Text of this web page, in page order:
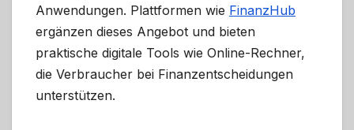
Anwendungen. Plattformen wie FinanzHub
ergänzen dieses Angebot und bieten
praktische digitale Tools wie Online-Rechner,
die Verbraucher bei Finanzentscheidungen
unterstützen.